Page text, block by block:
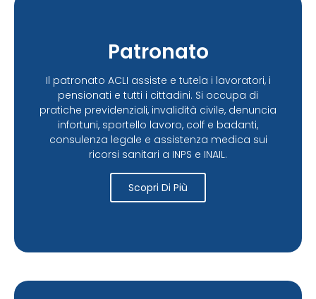
Patronato
Il patronato ACLI assiste e tutela i lavoratori, i
pensionati e tutti i cittadini. Si occupa di
pratiche previdenziali, invalidità civile, denuncia
infortuni, sportello lavoro, colf e badanti,
consulenza legale e assistenza medica sui
ricorsi sanitari a INPS e INAIL.
Scopri Di Più